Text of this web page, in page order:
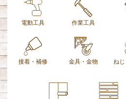
電動工具 作業工具
接着・補修 金具・金物
ね